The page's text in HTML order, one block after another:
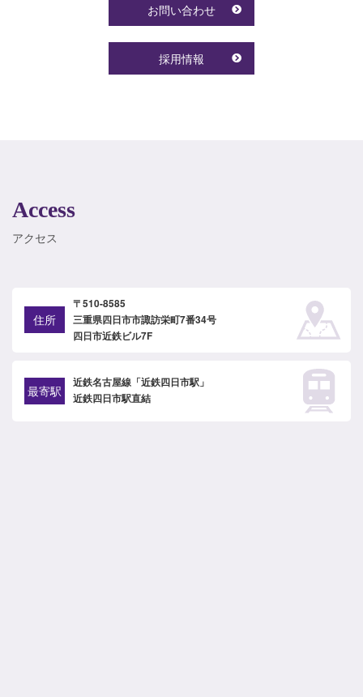
お問い合わせ
採用情報
Access
アクセス
住所
〒510-8585
三重県四日市市諏訪栄町7番34号
四日市近鉄ビル7F
最寄駅
近鉄名古屋線「近鉄四日市駅」
近鉄四日市駅直結